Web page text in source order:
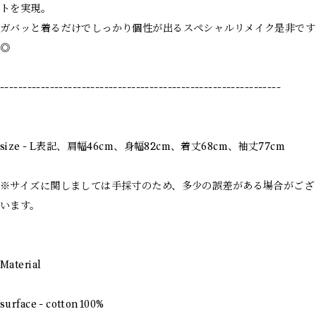
トを実現。
ガバッと着るだけでしっかり個性が出るスペシャルリメイク是非です
◎
--------------------------------------------------------------
size - L表記、肩幅46cm、身幅82cm、着丈68cm、袖丈77cm
※サイズに関しましては手採寸のため、多少の誤差がある場合がござ
います。
Material
surface - cotton100%